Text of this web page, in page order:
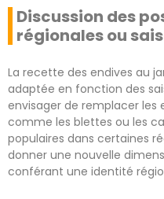
Discussion des
régionales ou
La recette des endives au
adaptée en fonction des
envisager de remplacer les
comme les blettes ou les
populaires dans certaines
donner une nouvelle
conférant une identité